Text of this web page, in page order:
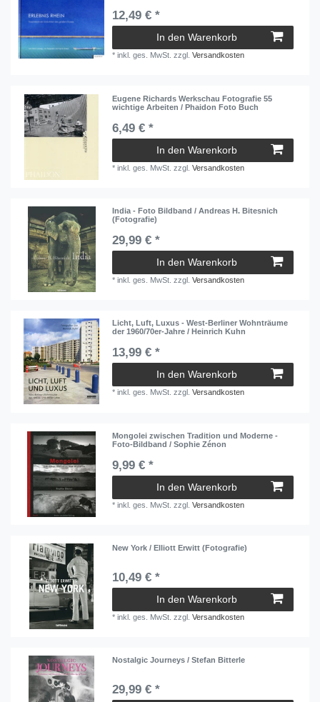
12,49 € *
In den Warenkorb
*inkl. ges. MwSt. zzgl.Versandkosten
Eugene Richards Werkschau Fotografie 55
wichtige Arbeiten / Phaidon Foto Buch
6,49 € *
In den Warenkorb
*inkl. ges. MwSt. zzgl.Versandkosten
India - Foto Bildband / Andreas H. Bitesnich
(Fotografie)
29,99 € *
In den Warenkorb
*inkl. ges. MwSt. zzgl.Versandkosten
Licht, Luft, Luxus - West-Berliner Wohnträume
der 1960/70er-Jahre / Heinrich Kuhn
13,99 € *
In den Warenkorb
*inkl. ges. MwSt. zzgl.Versandkosten
Mongolei zwischen Tradition und Moderne -
Foto-Bildband / Sophie Zénon
9,99 € *
In den Warenkorb
*inkl. ges. MwSt. zzgl.Versandkosten
New York / Elliott Erwitt (Fotografie)
10,49 € *
In den Warenkorb
*inkl. ges. MwSt. zzgl.Versandkosten
Nostalgic Journeys / Stefan Bitterle
29,99 € *